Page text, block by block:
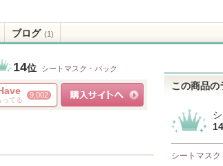
ブログ (1)
14位 シートマスク・パック
ってる
9,002
この商品の
シートマス